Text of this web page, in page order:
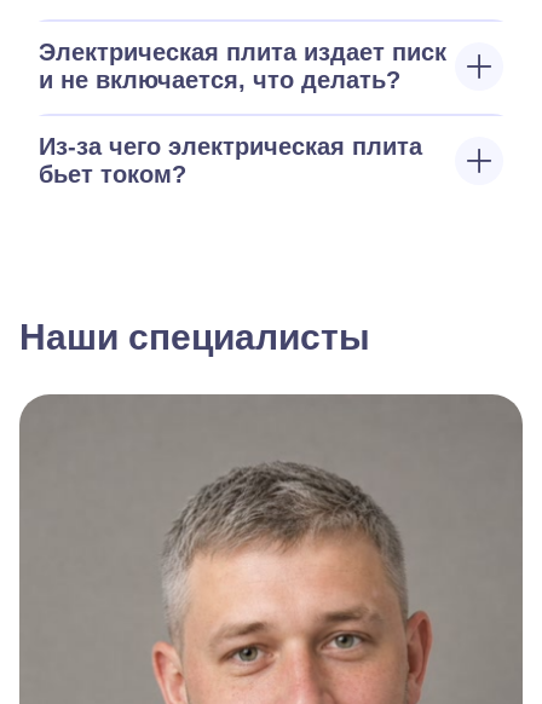
Электрическая плита издает писк
и не включается, что делать?
Из-за чего электрическая плита
бьет током?
Наши специалисты